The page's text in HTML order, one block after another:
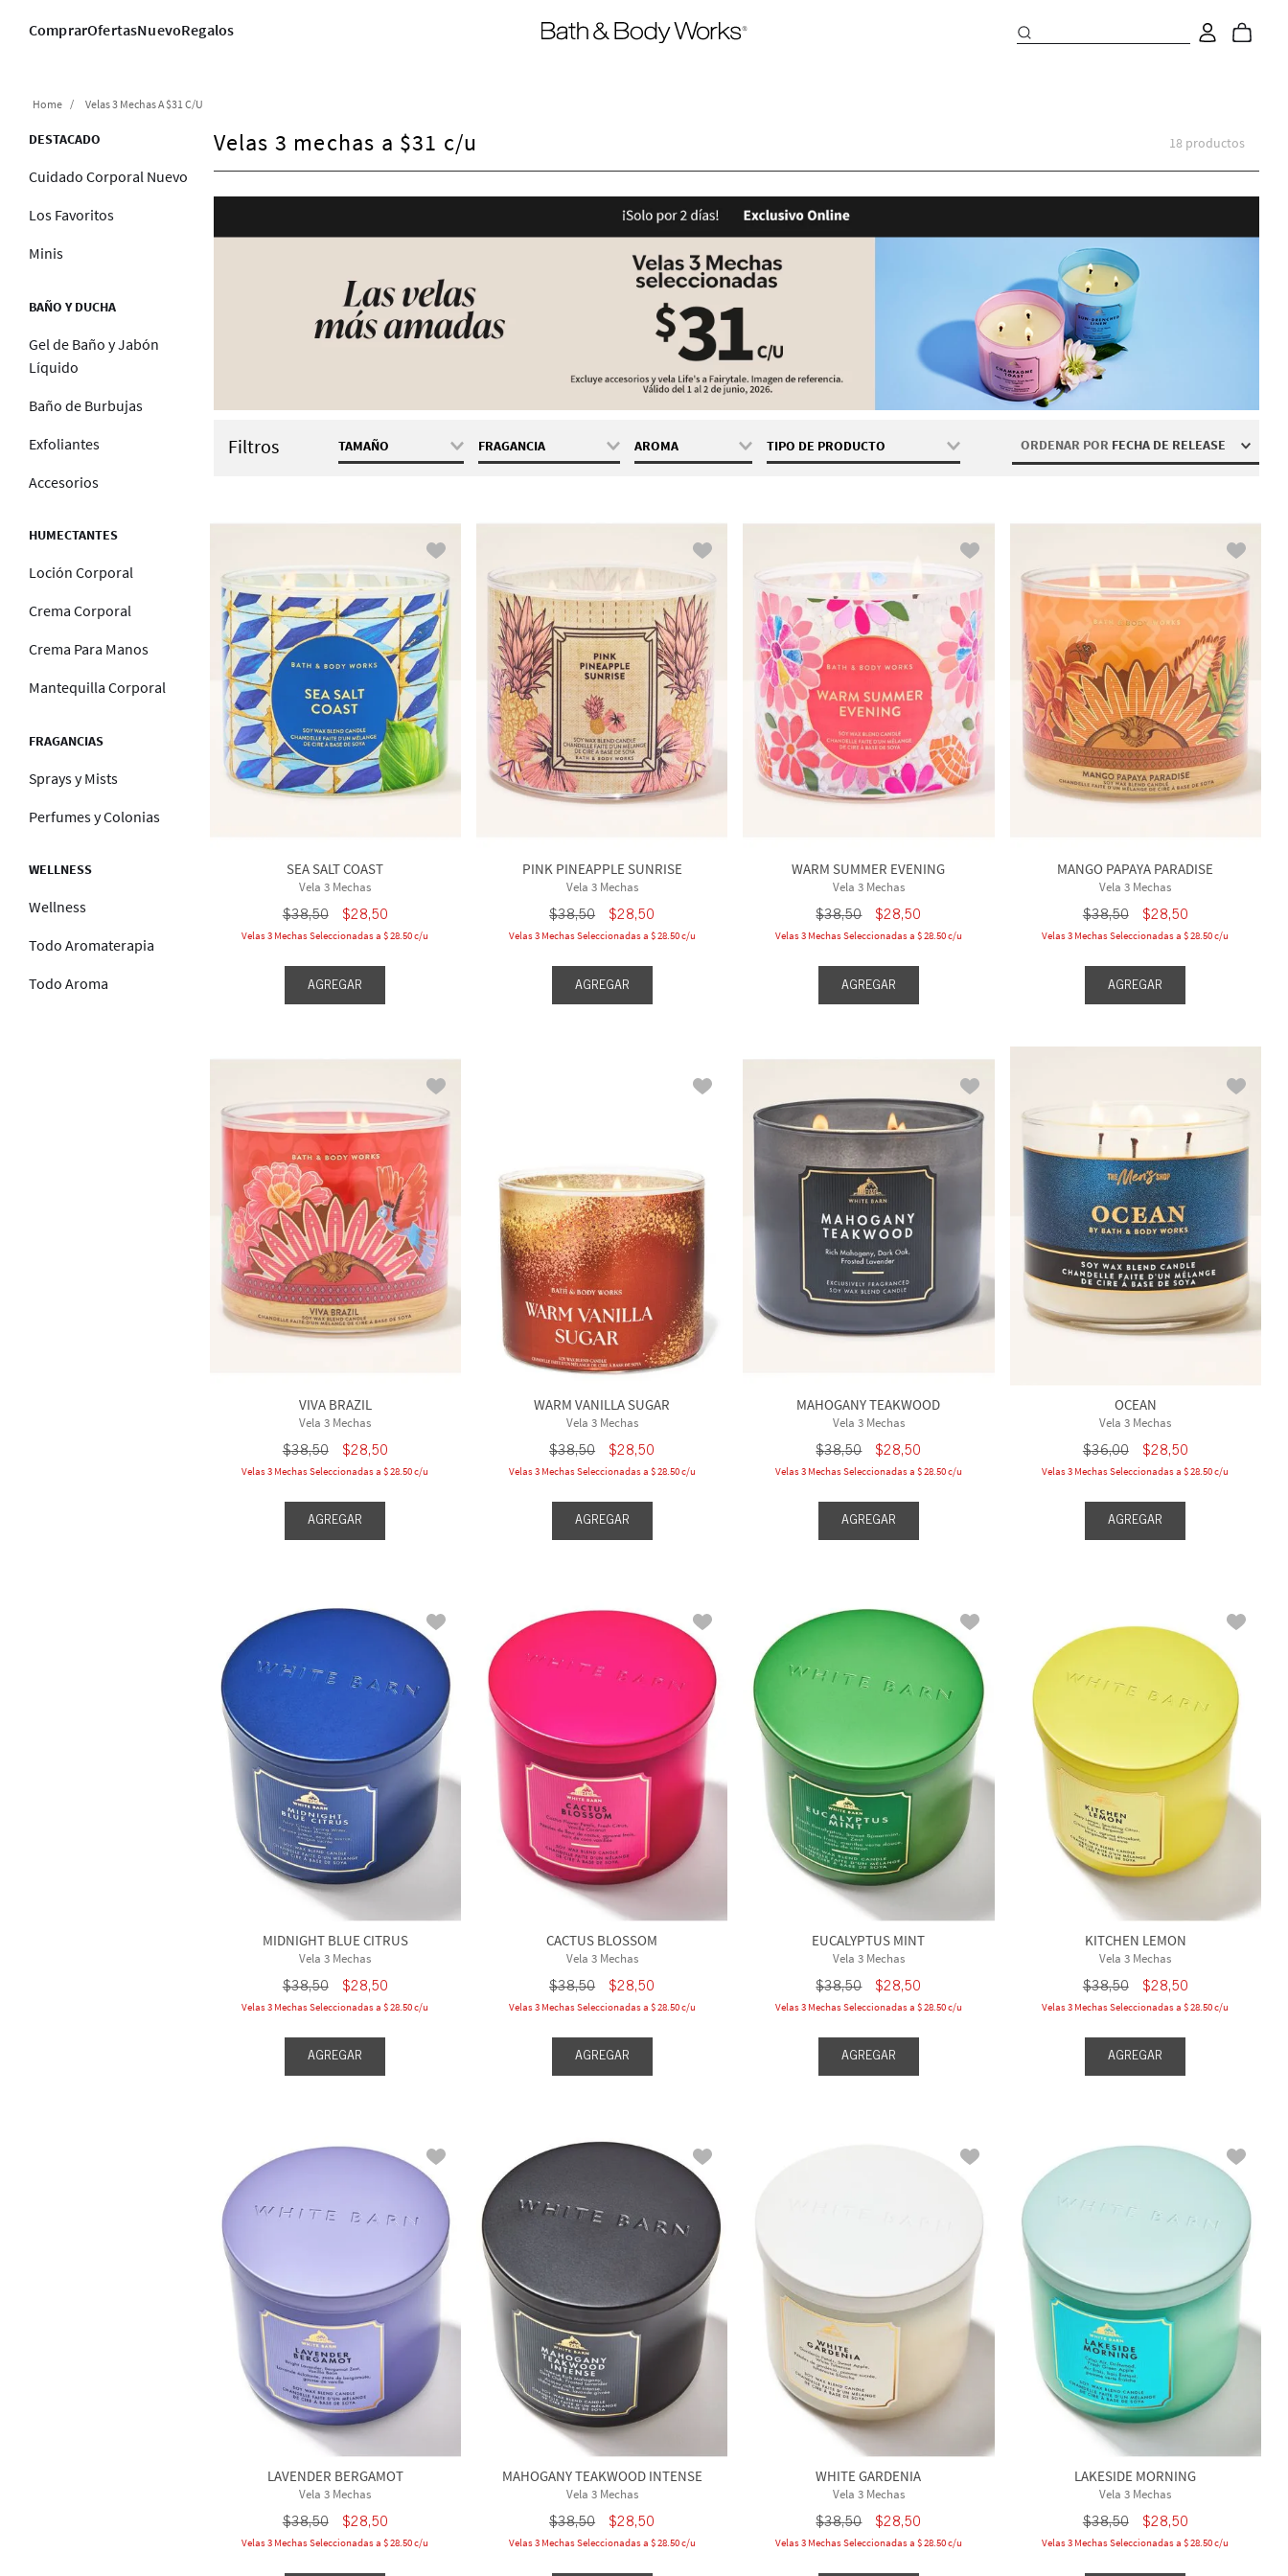
ComprarOfertasNuevoRegalos
Velas 3 Mechas A $31 C/u
DESTACADO
Cuidado Corporal Nuevo
Los Favoritos
Minis
BAÑO Y DUCHA
Gel de Baño y Jabón
Líquido
Baño de Burbujas
Exfoliantes
Accesorios
HUMECTANTES
Loción Corporal
Crema Corporal
Crema Para Manos
Mantequilla Corporal
FRAGANCIAS
Sprays y Mists
Perfumes y Colonias
WELLNESS
Wellness
Todo Aromaterapia
Todo Aroma
Velas 3 mechas a $31 c/u 18 productos
Filtros
AROMA
Cálido
Amaderada
FRAGANCIA
Mahogany
Teakwood
Mahogany
Teakwood
Intense
Mango Papaya
Paradise
Midnight Blue
Citrus
Ocean
Pink Pineapple
Sunrise
TAMAÑO
TIPO DE PRODUCTO
ORDENAR POR FECHA DE RELEASE
SEA SALT COAST
Vela 3 Mechas
$38,50 $28,50
Velas 3 Mechas Seleccionadas a $ 28.50 c/u
AGREGAR
PINK PINEAPPLE SUNRISE
Vela 3 Mechas
$38,50 $28,50
Velas 3 Mechas Seleccionadas a $ 28.50 c/u
AGREGAR
WARM SUMMER EVENING
Vela 3 Mechas
$38,50 $28,50
Velas 3 Mechas Seleccionadas a $ 28.50 c/u
AGREGAR
MANGO PAPAYA PARADISE
Vela 3 Mechas
$38,50 $28,50
Velas 3 Mechas Seleccionadas a $ 28.50 c/u
AGREGAR
VIVA BRAZIL
Vela 3 Mechas
$38,50 $28,50
Velas 3 Mechas Seleccionadas a $ 28.50 c/u
AGREGAR
WARM VANILLA SUGAR
Vela 3 Mechas
$38,50 $28,50
Velas 3 Mechas Seleccionadas a $ 28.50 c/u
AGREGAR
MAHOGANY TEAKWOOD
Vela 3 Mechas
$38,50 $28,50
Velas 3 Mechas Seleccionadas a $ 28.50 c/u
AGREGAR
OCEAN
Vela 3 Mechas
$36,00 $28,50
Velas 3 Mechas Seleccionadas a $ 28.50 c/u
AGREGAR
MIDNIGHT BLUE CITRUS
Vela 3 Mechas
$38,50 $28,50
Velas 3 Mechas Seleccionadas a $ 28.50 c/u
AGREGAR
CACTUS BLOSSOM
Vela 3 Mechas
$38,50 $28,50
Velas 3 Mechas Seleccionadas a $ 28.50 c/u
AGREGAR
EUCALYPTUS MINT
Vela 3 Mechas
$38,50 $28,50
Velas 3 Mechas Seleccionadas a $ 28.50 c/u
AGREGAR
KITCHEN LEMON
Vela 3 Mechas
$38,50 $28,50
Velas 3 Mechas Seleccionadas a $ 28.50 c/u
AGREGAR
LAVENDER BERGAMOT
Vela 3 Mechas
$38,50 $28,50
Velas 3 Mechas Seleccionadas a $ 28.50 c/u
MAHOGANY TEAKWOOD INTENSE
Vela 3 Mechas
$38,50 $28,50
Velas 3 Mechas Seleccionadas a $ 28.50 c/u
WHITE GARDENIA
Vela 3 Mechas
$38,50 $28,50
Velas 3 Mechas Seleccionadas a $ 28.50 c/u
LAKESIDE MORNING
Vela 3 Mechas
$38,50 $28,50
Velas 3 Mechas Seleccionadas a $ 28.50 c/u